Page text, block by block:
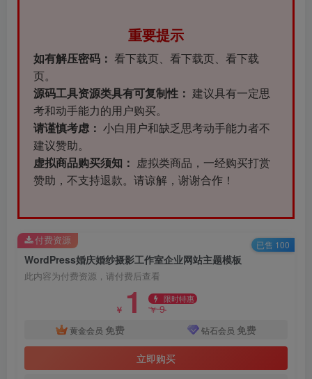
重要提示
如有解压密码： 看下载页、看下载页、看下载
页。
源码工具资源类具有可复制性：
建议具有一定思
考和动手能力的用户购买。
请谨慎考虑： 小白用户和缺乏思考动手能力者不
建议赞助。
虚拟商品购买须知：
虚拟类商品，一经购买打赏
赞助，不支持退款。请谅解，谢谢合作！
WordPress婚庆婚纱摄影工作室企业网站主题模板
此内容为付费资源，请付费后查看
￥ 1 限时特惠
￥9
黄金会员 免费 钻石会员 免费
立即购买
付费资源 已售 100